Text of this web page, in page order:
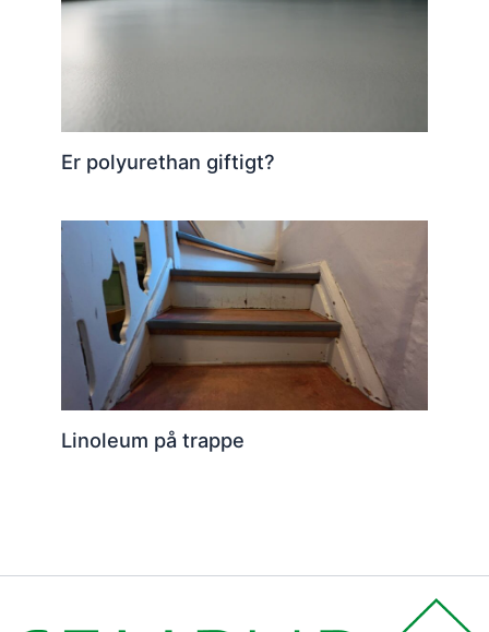
Er polyurethan giftigt?
Linoleum på trappe